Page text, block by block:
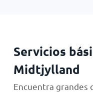
Servicios
Midtjylland
Encuentra grandes